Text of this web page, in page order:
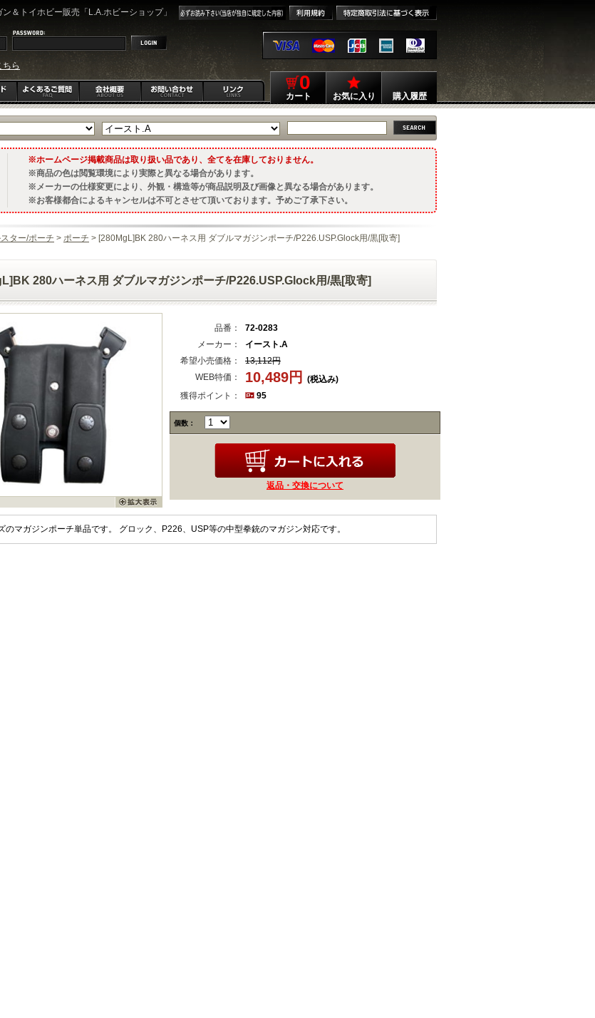
＆トイホビー販売「L.A.ホビーショップ」
ちら
0
カート お気に入り 購入履歴
ホームページ掲載商品は取り扱い品であり、全てを在庫しておりません。
商品の色は閲覧環境により実際と異なる場合があります。
メーカーの仕様変更により、外観・構造等が商品説明及び画像と異なる場合があります。
お客様都合によるキャンセルは不可とさせて頂いております。予めご了承下さい。
ター/ポーチ > ポーチ > [280MgL]BK 280ハーネス用 ダブルマガジンポーチ/P226.USP.Glock用/黒[取寄]
280ハーネス用 ダブルマガジンポーチ/P226.USP.Glock用/黒[取寄]
品番：
72-0283
メーカー：
イースト.A
希望小売価格：
13,112円
WEB特価：
10,489円
(税込み)
獲得ポイント：
95
個数：
返品・交換について
のマガジンポーチ単品です。 グロック、P226、USP等の中型拳銃のマガジン対応です。